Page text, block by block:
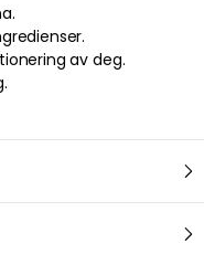
av deg.